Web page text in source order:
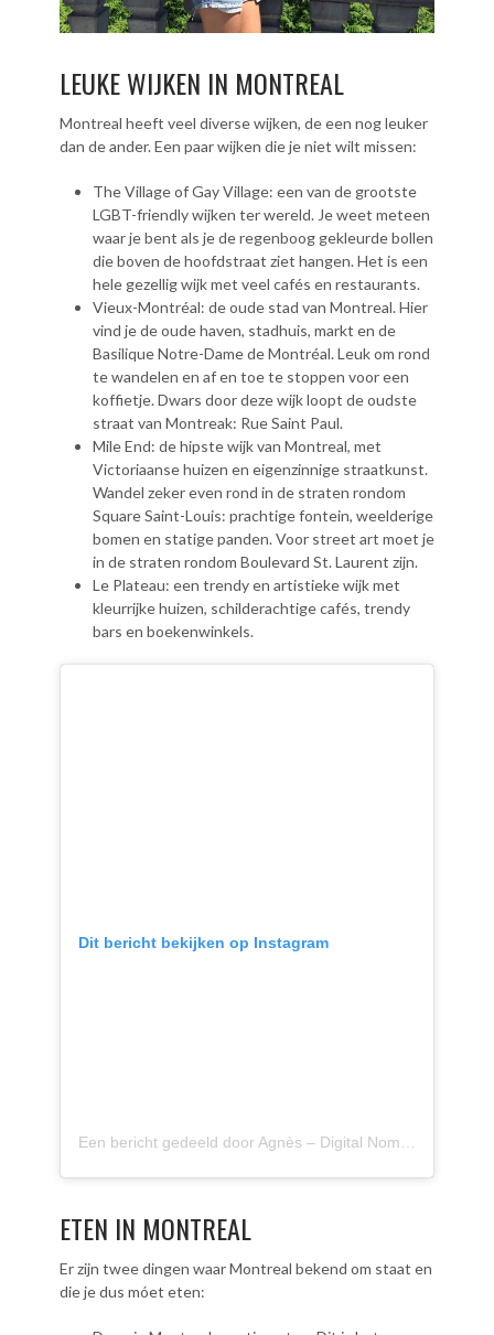
LEUKE WIJKEN IN MONTREAL
Montreal heeft veel diverse wijken, de een nog leuker
dan de ander. Een paar wijken die je niet wilt missen:
The Village of Gay Village: een van de grootste
LGBT-friendly wijken ter wereld. Je weet meteen
waar je bent als je de regenboog gekleurde bollen
die boven de hoofdstraat ziet hangen. Het is een
hele gezellig wijk met veel cafés en restaurants.
Vieux-Montréal: de oude stad van Montreal. Hier
vind je de oude haven, stadhuis, markt en de
Basilique Notre-Dame de Montréal. Leuk om rond
te wandelen en af en toe te stoppen voor een
koffietje. Dwars door deze wijk loopt de oudste
straat van Montreak: Rue Saint Paul.
Mile End: de hipste wijk van Montreal, met
Victoriaanse huizen en eigenzinnige straatkunst.
Wandel zeker even rond in de straten rondom
Square Saint-Louis: prachtige fontein, weelderige
bomen en statige panden. Voor street art moet je
in de straten rondom Boulevard St. Laurent zijn.
Le Plateau: een trendy en artistieke wijk met
kleurrijke huizen, schilderachtige cafés, trendy
bars en boekenwinkels.
Dit bericht bekijken op Instagram
ETEN IN MONTREAL
Er zijn twee dingen waar Montreal bekend om staat en
die je dus móet eten: